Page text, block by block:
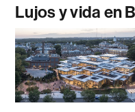
Lujos y vida en